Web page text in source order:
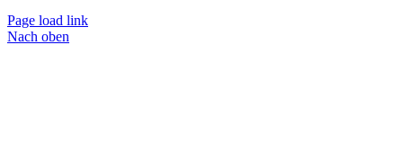
Page load link
Nach oben